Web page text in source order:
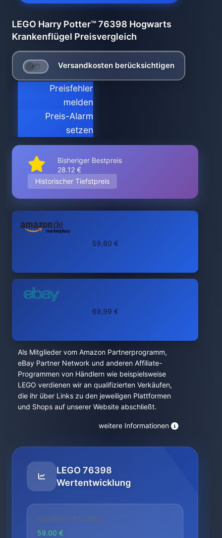
LEGO Harry Potter™ 76398 Hogwarts
Krankenflügel Preisvergleich
Versandkosten berücksichtigen
Preisfehler
melden
Preis-Alarm
setzen
Bisheriger Bestpreis
28.12 €
Historischer Tiefstpreis
59,80 €
69,99 €
Als Mitglieder vom Amazon Partnerprogramm,
eBay Partner Network und anderen Affiliate-
Programmen von Händlern wie beispielsweise
LEGO verdienen wir an qualifizierten Verkäufen,
die ihr über Links zu den jeweiligen Plattformen
und Shops auf unserer Website abschließt.
weitere Informationen
LEGO 76398
Wertentwicklung
NIEDRIGSTER PREIS
59.00 €